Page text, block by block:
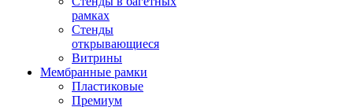
рамках
Стенды
открывающиеся
Витрины
Мембранные рамки
Пластиковые
Премиум